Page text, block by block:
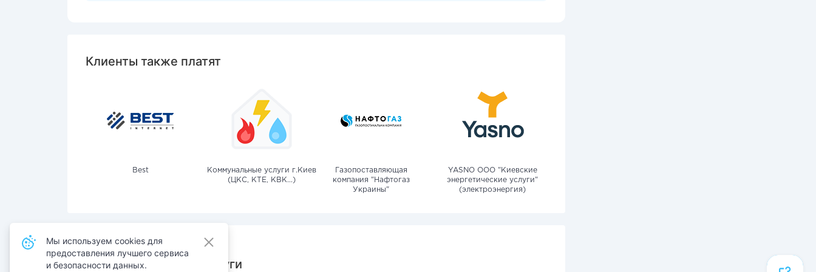
Клиенты также платят
Best
Коммунальные услуги г.Киев
(ЦКС, КТЕ, КВК...)
Газопоставляющая
компания "Нафтогаз
Украины"
YASNO OOO "Киевские
энергетические услуги"
(электроэнергия)
Также оплачивают услуги
Мы используем cookies для
предоставления лучшего сервиса
и безопасности данных.